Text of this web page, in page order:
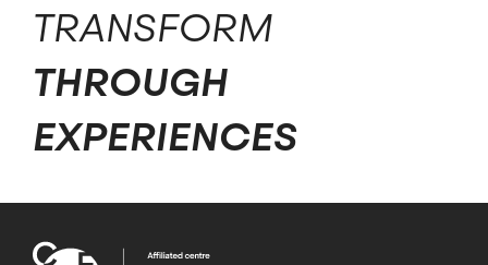
TRANSFORM
THROUGH
EXPERIENCES